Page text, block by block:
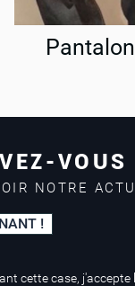
Visa
VOUS
NOTRE
!
cette case, j'accepte